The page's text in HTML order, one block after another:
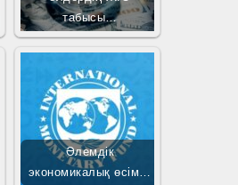
табысы…
Әлемдік
экономикалық өсім…